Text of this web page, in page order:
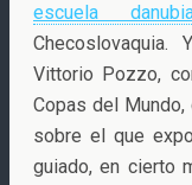
escuela
Vittorio Pozzo,
Copas del
sobre el que
guiado, en cierto